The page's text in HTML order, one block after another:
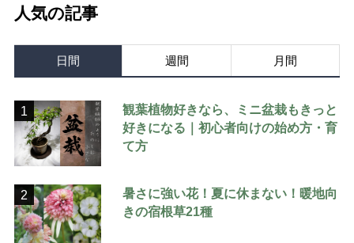
人気の記事
日間 週間 月間
1
観葉植物好きなら、ミニ盆栽もきっと
好きになる｜初心者向けの始め方・育
て方
2
暑さに強い花！夏に休まない！暖地向
きの宿根草21種